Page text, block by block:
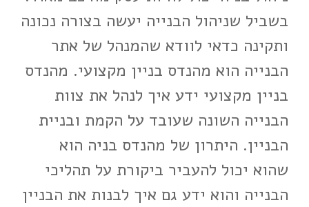
בשביל שניהול הבנייה יעשה בצורה נכונה
ותקינה כדאי לוודא שהמנהל של אתר
הבנייה הוא מהנדס בניין מקצועי. מהנדס
בניין מקצועי ידע איך לנהל את צוות
הבנייה השונה שעובד על הקמת ובניית
הבניין. היתרון של מהנדס בניה הוא
שהוא יכול להעביר ביקורת על תהליכי
הבנייה והוא ידע גם איך לבנות את הבניין